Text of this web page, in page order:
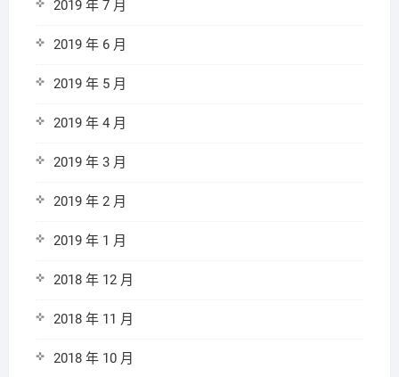
2019 年 7 月
2019 年 6 月
2019 年 5 月
2019 年 4 月
2019 年 3 月
2019 年 2 月
2019 年 1 月
2018 年 12 月
2018 年 11 月
2018 年 10 月